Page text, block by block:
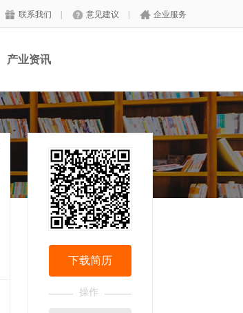
联系我们 意见建议 企业服务
产业资讯
下载简历
操作